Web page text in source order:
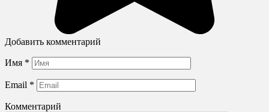
Добавить комментарий
Имя *
Email *
Комментарий